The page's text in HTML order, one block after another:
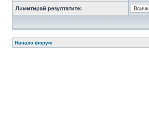
Лимитирай резултатите:
Начало форум